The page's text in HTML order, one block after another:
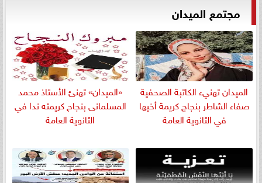
مجتمع الميدان
الميدان تهنيء الكاتبة الصحفية
صفاء الشاطر بنجاج كريمة أخيها
في الثانوية العامة
«الميدان» تهنئ الأستاذ محمد
المسلمانى بنجاح كريمته ندا في
الثانوية العامة